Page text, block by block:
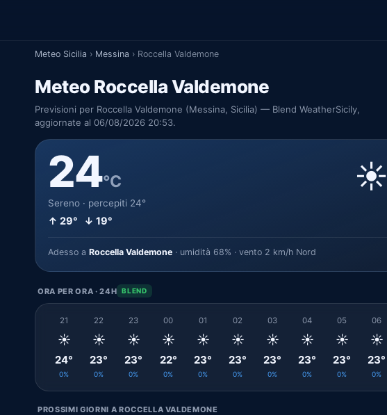
Meteo Sicilia › Messina › Roccella Valdemone
Meteo Roccella Valdemone
Previsioni per Roccella Valdemone (Messina, Sicilia) — Blend WeatherSicily,
aggiornate al 06/08/2026 20:53.
24°C
Sereno · percepiti 24°
↑ 29° ↓ 19°
☀️
Adesso a Roccella Valdemone · umidità 68% · vento 2 km/h Nord
ORA PER ORA · 24H BLEND
21
☀️
24°
0%
22
☀️
23°
0%
23
☀️
23°
0%
00
☀️
22°
0%
01
☀️
23°
0%
02
☀️
23°
0%
03
☀️
23°
0%
04
☀️
23°
0%
05
☀️
23°
0%
06
☀️
23°
0%
PROSSIMI GIORNI A ROCCELLA VALDEMONE